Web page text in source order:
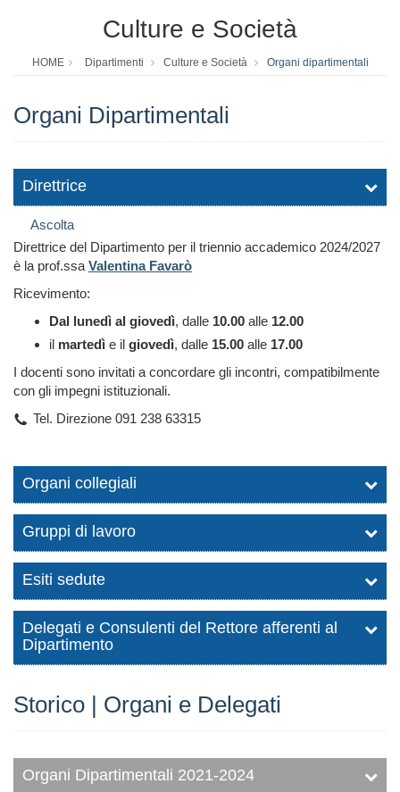
Culture e Società
HOME Dipartimenti Culture e Società Organi dipartimentali
Organi Dipartimentali
Direttrice
Ascolta
Direttrice del Dipartimento per il triennio accademico 2024/2027
è la prof.ssaValentina Favarò
Ricevimento:
Dal lunedì al giovedì, dalle 10.00 alle 12.00
il martedì e il giovedì, dalle 15.00 alle 17.00
I docenti sono invitati a concordare gli incontri, compatibilmente
con gli impegni istituzionali.
Tel. Direzione 091 238 63315
Organi collegiali
Gruppi di lavoro
Esiti sedute
Delegati e Consulenti del Rettore afferenti al
Dipartimento
Storico | Organi e Delegati
Organi Dipartimentali 2021-2024